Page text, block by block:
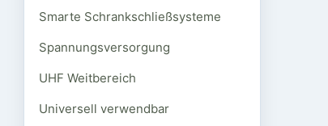
Smarte Schrankschließsysteme
Spannungsversorgung
UHF Weitbereich
Universell verwendbar